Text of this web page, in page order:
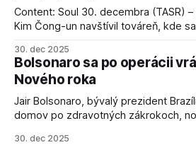
Content: Soul 30. decembra (TASR)
Kim Čong-un navštívil továreň, kde
schopnosti. Informovali o tom štátne
sa odvoláva agentúra AFP.
30. dec 2025
Bolsonaro sa po operácii
Nového roka
Jair Bolsonaro, bývalý prezident
domov po zdravotných zákrokoch,
30. dec 2025